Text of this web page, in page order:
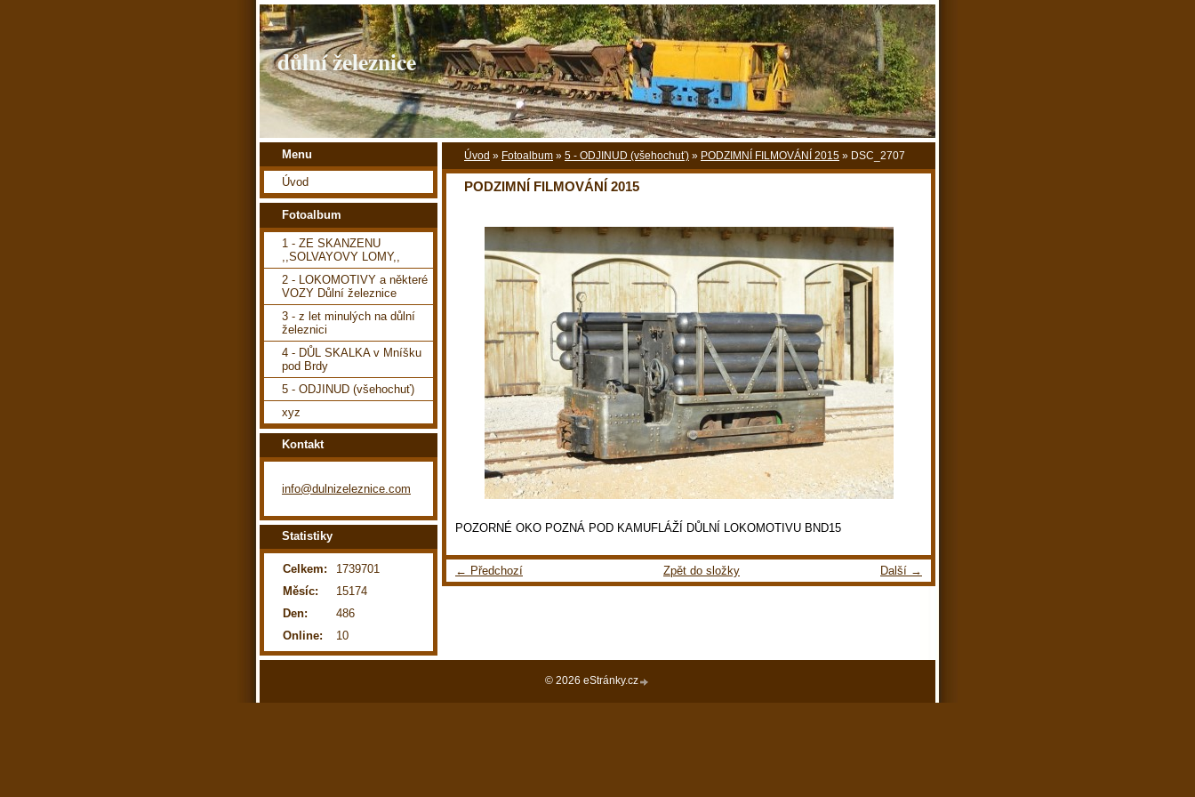
důlní železnice
Úvod » Fotoalbum » 5 - ODJINUD (všehochuť) » PODZIMNÍ FILMOVÁNÍ 2015 » DSC_2707
PODZIMNÍ FILMOVÁNÍ 2015
POZORNÉ OKO POZNÁ POD KAMUFLÁŽÍ DŮLNÍ LOKOMOTIVU BND15
← Předchozí Další →
Zpět do složky
Menu
Úvod
Fotoalbum
1 - ZE SKANZENU
,,SOLVAYOVY LOMY,,
2 - LOKOMOTIVY a některé
VOZY Důlní železnice
3 - z let minulých na důlní
železnici
4 - DŮL SKALKA v Mníšku
pod Brdy
5 - ODJINUD (všehochuť)
xyz
Kontakt
info@dulnizeleznice.com
Statistiky
Online: 10
Celkem:
1739701
Měsíc:
15174
Den:
486
© 2026 eStránky.cz